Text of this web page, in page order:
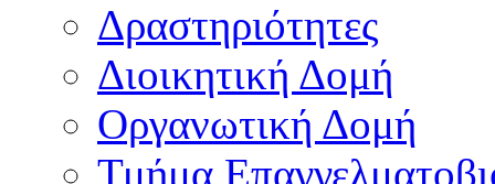
Δραστηριότητες
Διοικητική Δομή
Οργανωτική Δομή
Τμήμα